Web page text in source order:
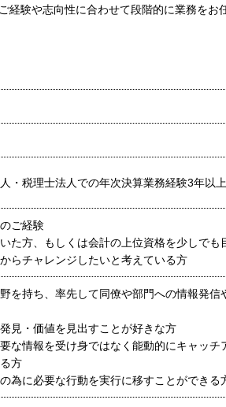
経験や志向性に合わせて段階的に業務をお
・税理士法人での年次決算業務経験3年以上
ご経験
た方、もしくは会計の上位資格を少しでも
らチャレンジしたいと考えている方
を持ち、率先して同僚や部門への情報発信
見・価値を見出すことが好きな方
な情報を受け身ではなく能動的にキャッチ
方
為に必要な行動を実行に移すことができる